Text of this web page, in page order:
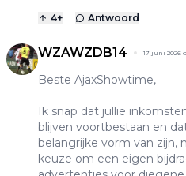
4+ Antwoord
WZAWZDB14 17 juni 2026
Beste AjaxShowtime,
Ik snap dat jullie
blijven voortbestaan en
belangrijke vorm van zijn,
keuze om een eigen